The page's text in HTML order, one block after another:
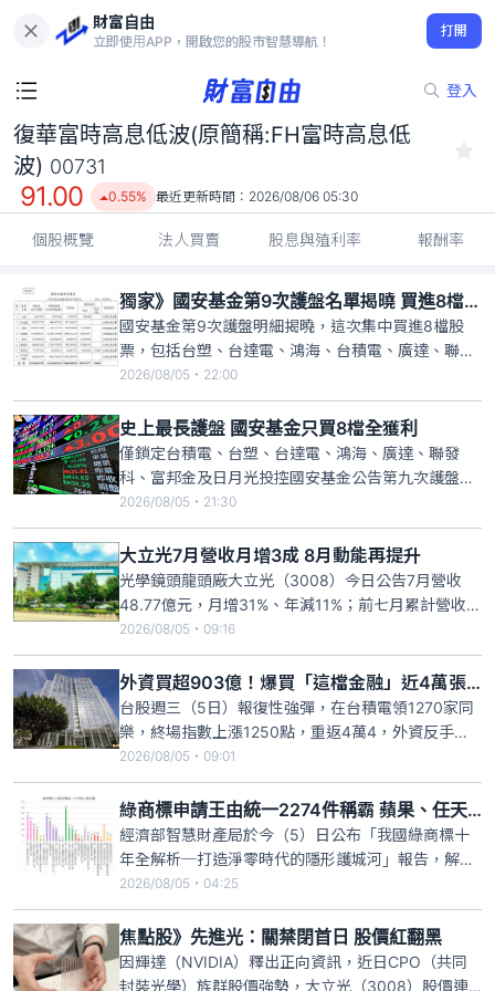
財富自由
立即使用APP，開啟您的股市智慧導航！
打開
登入
復華富時高息低波(原簡稱:FH富時高息低波) 00731
91.00
0.55%
復華富時高息低波(原簡稱:FH富時高息低
波) 00731
91.00 0.55% 最近更新時間： 2026/08/06 05:30
個股概覽 法人買賣 股息與殖利率 報酬率
獨家》國安基金第9次護盤名單揭曉 買進8檔股票全數獲利
國安基金第9次護盤明細揭曉，這次集中買進8檔股
票，包括台塑、台達電、鴻海、台積電、廣達、聯發
科、富邦金及日月光投控，且8檔股票全數獲利；合
計買入股票成本122.5億元，以買入權值王台積電
77.02億元最多、出售股票獲利76.59億元，加計獲配
現金股利1.13億元，合計買賣台積電獲利77.72億元，
占
2026/08/05・22:00
史上最長護盤 國安基金只買8檔全獲利
僅鎖定台積電、台塑、台達電、鴻海、廣達、聯發
科、富邦金及日月光投控國安基金公告第九次護盤明
細，這次集中買進八檔股票，包括台塑、台達電、鴻
海、台積電、廣達、聯發科、富邦金及日月光投控，
八檔股票全數獲利；合計買入股票成本一二二．五億
元，以買入台積電七十七．〇二億元最多、淨利七十
六．五九億元，加計獲配現金
2026/08/05・21:30
大立光7月營收月增3成 8月動能再提升
光學鏡頭龍頭廠大立光（3008）今日公告7月營收
48.77億元，月增31%、年減11%；前七月累計營收為
340.86億元、年增7%。該公司表示，8月的拉貨動
能將比7月增加。第三季進入光學產業旺季，蘋果
（Apple）新機種預計9月問世，拉貨動能有望逐步增
強。此外，大立光也切入CPO（共同封裝光學）商機
2026/08/05・09:16
外資買超903億！爆買「這檔金融」近4萬張 73萬存股族笑著數錢
台股週三（5日）報復性強彈，在台積電領1270家同
樂，終場指數上漲1250點，重返4萬4，外資反手買
超903.08億元，而擁有逾73萬股東的凱基金則成為
最大贏家，繼昨買超1.21萬張，今再敲近4萬張，受此
激勵，股價開高走高，終場大漲3.44%，收31.6元，
成交量放大到6.54萬張。
2026/08/05・09:01
綠商標申請王由統一2274件稱霸 蘋果、任天堂緊追在後
經濟部智慧財產局於今（5）日公布「我國綠商標十
年全解析─打造淨零時代的隱形護城河」報告，解析
2016至2025 年間共十年的商標申請數據；在申請人
排行榜中，統一以 2274 件壓倒性的綠商標申請量蟬
聯寶座，另外，美商蘋果公司與日商任天堂公司分居
二、三名。
2026/08/05・04:25
焦點股》先進光：關禁閉首日 股價紅翻黑
因輝達（NVIDIA）釋出正向資訊，近日CPO（共同
封裝光學）族群股價強勢，大立光（3008）股價連2